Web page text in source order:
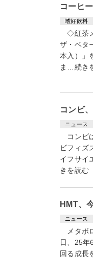
コーヒ
嗜好飲料
◇紅茶
ザ・ベ
本入）」
ま…続き
コンビ
ニュース
コンビ
ビフィズ
イフサイ
きを読む
HMT、
ニュース
メタボ
日、25年
回る成長